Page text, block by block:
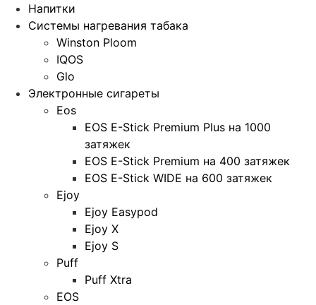
Напитки
Системы нагревания табака
Winston Ploom
IQOS
Glo
Электронные сигареты
Eos
EOS E-Stick Premium Plus на 1000
затяжек
EOS E-Stick Premium на 400 затяжек
EOS E-Stick WIDE на 600 затяжек
Ejoy
Ejoy Easypod
Ejoy X
Ejoy S
Puff
Puff Xtra
EOS